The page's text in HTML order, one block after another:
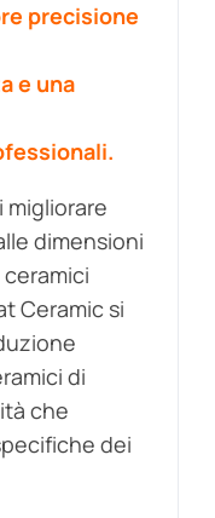
precisione
e una
migliorare
dimensioni
Ceramic si
di
che
dei